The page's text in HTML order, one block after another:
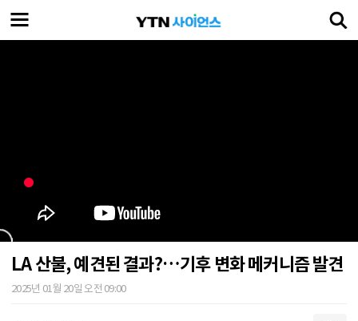
LA 산불, 예견된 결과?…기후 변화 메커니즘 발견
2025년 01월 20일 오전 09:00